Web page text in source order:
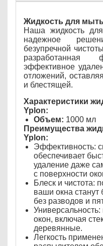
Жидкость для
Наша жидкость
надежное
безупречной
разработанная
эффективное
отложений,
и блестящей.
Характеристики
Yplon:
Объем: 1000 мл
Преимущества
Yplon:
Эффективность:
обеспечивает
удаление даже
с поверхности
Блеск и чистота:
ваши окна
без разводов и
окон, включая
деревянные.
Легкость